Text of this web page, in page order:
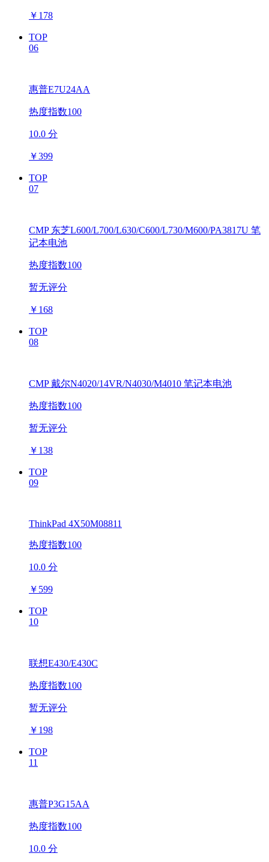
￥ 178
TOP
06
惠普E7U24AA
热度指数100
10.0 分
￥399
TOP
07
CMP 东芝L600/L700/L630/C600/L730/M600/PA3817U 笔
记本电池
热度指数100
暂无评分
￥ 168
TOP
08
CMP 戴尔N4020/14VR/N4030/M4010 笔记本电池
热度指数100
暂无评分
￥ 138
TOP
09
ThinkPad 4X50M08811
热度指数100
10.0 分
￥ 599
TOP
10
联想E430/E430C
热度指数100
暂无评分
￥ 198
TOP
11
惠普P3G15AA
热度指数100
10.0 分